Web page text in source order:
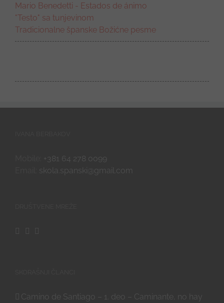
Mario Benedetti - Estados de ánimo
"Testo" sa tunjevinom
Tradicionalne španske Božićne pesme
+381 64 278 0099
skola.spanski@gmail.com
Camino de Santiago – 1. deo – Caminante, no hay